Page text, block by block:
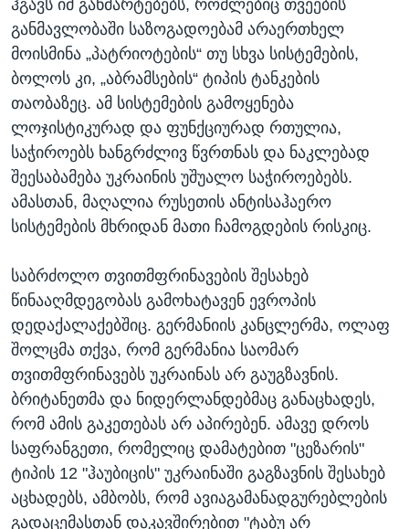
ჰგავს იმ განმარტებებს, რომლებიც თვეების
განმავლობაში საზოგადოებამ არაერთხელ
მოისმინა „პატრიოტების“ თუ სხვა სისტემების,
ბოლოს კი, „აბრამსების“ ტიპის ტანკების
თაობაზეც. ამ სისტემების გამოყენება
ლოჯისტიკურად და ფუნქციურად რთულია,
საჭიროებს ხანგრძლივ წვრთნას და ნაკლებად
შეესაბამება უკრაინის უშუალო საჭიროებებს.
ამასთან, მაღალია რუსეთის ანტისაჰაერო
სისტემების მხრიდან მათი ჩამოგდების რისკიც.
საბრძოლო თვითმფრინავების შესახებ
წინააღმდეგობას გამოხატავენ ევროპის
დედაქალაქებშიც. გერმანიის კანცლერმა, ოლაფ
შოლცმა თქვა, რომ გერმანია საომარ
თვითმფრინავებს უკრაინას არ გაუგზავნის.
ბრიტანეთმა და ნიდერლანდებმაც განაცხადეს,
რომ ამის გაკეთებას არ აპირებენ. ამავე დროს
საფრანგეთი, რომელიც დამატებით "ცეზარის"
ტიპის 12 "ჰაუბიცის" უკრაინაში გაგზავნის შესახებ
აცხადებს, ამბობს, რომ ავიაგამანადგურებლების
გადაცემასთან დაკავშირებით "ტაბუ არ